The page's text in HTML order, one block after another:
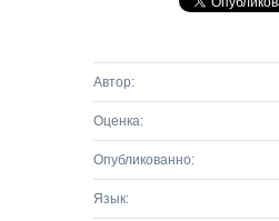
Автор:
Оценка:
Опубликованно:
Язык: